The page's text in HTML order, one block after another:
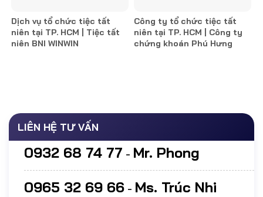
Dịch vụ tổ chức tiệc tất
niên tại TP. HCM | Tiệc tất
niên BNI WINWIN
Công ty tổ chức tiệc tất
niên tại TP. HCM | Công ty
chứng khoán Phú Hưng
LIÊN HỆ TƯ VẤN
0932 68 74 77 - Mr. Phong
0965 32 69 66- Ms. Trúc Nhi